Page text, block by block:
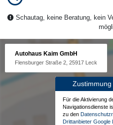
Schautag, keine Beratung, kein
Autohaus Kaim GmbH
Flensburger Straße 2, 25917 Leck
Für die Aktivierung
Navigationsdienste
zu den
Drittanbieter Google